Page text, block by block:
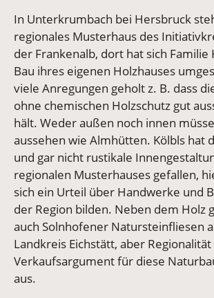
In Unterkrumbach bei Hersbruck
regionales Musterhaus des
der Frankenalb, dort hat sich Familie
Bau ihres eigenen Holzhauses
viele Anregungen geholt z. B. dass
ohne chemischen Holzschutz gut
hält. Weder außen noch innen
aussehen wie Almhütten. Kölbls hat
und gar nicht rustikale
regionalen Musterhauses gefallen,
sich ein Urteil über Handwerke und
der Region bilden. Neben dem Holz
auch Solnhofener Natursteinfliesen
Landkreis Eichstätt, aber
Verkaufsargument für diese
aus.